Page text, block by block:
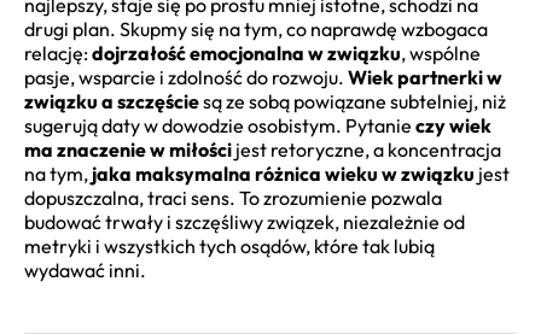
drugi plan. Skupmy się na tym, co naprawdę wzbogaca
relację:dojrzałość emocjonalna w związku, wspólne
pasje, wsparcie i zdolność do rozwoju. Wiek partnerki w
związku a szczęściesą ze sobą powiązane subtelniej, niż
sugerują daty w dowodzie osobistym. Pytanie czy wiek
ma znaczenie w miłości jest retoryczne, a koncentracja
na tym, jaka maksymalna różnica wieku w związku jest
dopuszczalna, traci sens. To zrozumienie pozwala
budować trwały i szczęśliwy związek, niezależnie od
metryki i wszystkich tych osądów, które tak lubią
wydawać inni.